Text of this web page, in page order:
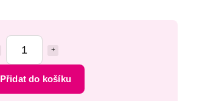
Přidat do košíku